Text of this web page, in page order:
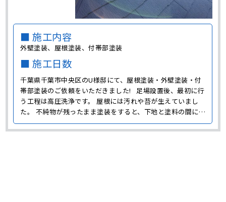
■ 施工内容
外壁塗装、屋根塗装、付帯部塗装
■ 施工日数
千葉県千葉市中央区のU様邸にて、屋根塗装・外壁塗装・付
帯部塗装のご依頼をいただきました! 足場設置後、最初に行
う工程は高圧洗浄です。 屋根には汚れや苔が生えていまし
た。 不純物が残ったまま塗装をすると、下地と塗料の間に邪
魔が入って、 せっかく塗装をしても、すぐに塗膜が剥がれて
しまいます。 塗装する面以外にも、窓や外構などもピカピカ